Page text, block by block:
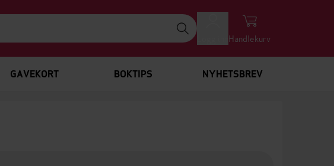
Handlekurv
GAVEKORT BOKTIPS NYHETSBREV